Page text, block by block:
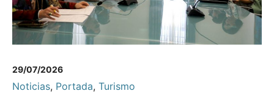
29/07/2026
Noticias, Portada, Turismo